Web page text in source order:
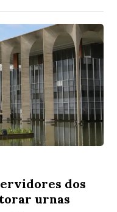
dos
urnas